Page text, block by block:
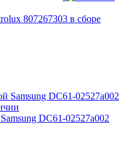
807267303 в сборе
DC61-02527a002